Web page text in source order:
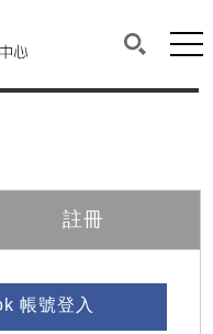
站主要連結。
中心
搜尋(開
網
區。
註冊
帳號登入